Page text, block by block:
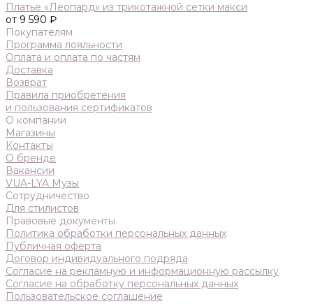
Платье «Леопард» из трикотажной сетки макси
от 9 590 ₽
Покупателям
Программа лояльности
Оплата и оплата по частям
Доставка
Возврат
Правила приобретения
и пользования сертификатов
О компании
Магазины
Контакты
О бренде
Вакансии
VUA-LYA Музы
Сотрудничество
Для стилистов
Правовые документы
Политика обработки персональных данных
Публичная оферта
Договор индивидуального подряда
Согласие на рекламную и информационную рассылку
Согласие на обработку персональных данных
Пользовательское соглашение